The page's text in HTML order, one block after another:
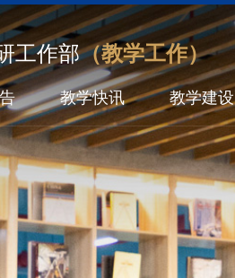
工作部（教学工作）
教学快讯 教学建设